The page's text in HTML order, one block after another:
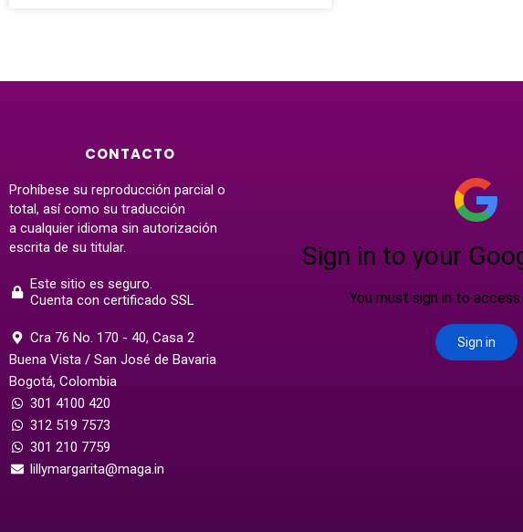
CONTACTO
Prohíbese su reproducción parcial o
total, así como su traducción
a cualquier idioma sin autorización
escrita de su titular.
Este sitio es seguro.
Cuenta con certificado SSL
Cra 76 No. 170 - 40, Casa 2
Buena Vista / San José de Bavaria
Bogotá, Colombia
301 4100 420
312 519 7573
301 210 7759
lillymargarita@maga.in